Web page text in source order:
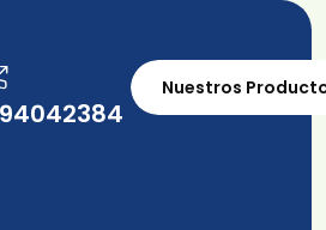
Nuestros